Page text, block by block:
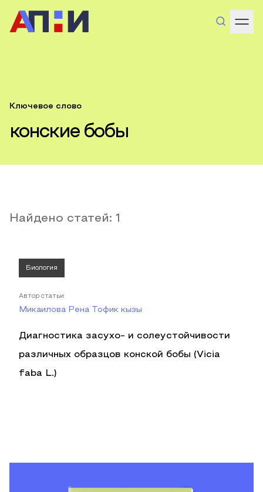
Ключевое слово
конские бобы
Найдено статей: 1
Биология
Автор статьи
Микаилова Рена Тофик кызы
Диагностика засухо- и солеустойчивости
различных образцов конской бобы (Vicia
faba L.)